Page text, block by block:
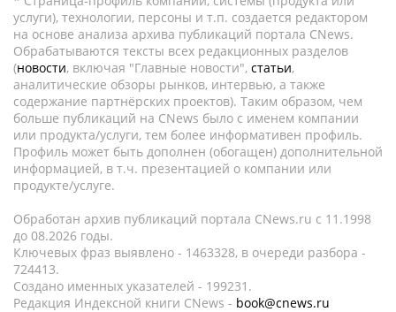
услуги), технологии, персоны и т.п. создается редактором
на основе анализа архива публикаций портала CNews.
Обрабатываются тексты всех редакционных разделов
(новости, включая "Главные новости", статьи,
аналитические обзоры рынков, интервью, а также
содержание партнёрских проектов). Таким образом, чем
больше публикаций на CNews было с именем компании
или продукта/услуги, тем более информативен профиль.
Профиль может быть дополнен (обогащен) дополнительной
информацией, в т.ч. презентацией о компании или
продукте/услуге.
Обработан архив публикаций портала CNews.ru c 11.1998
до 08.2026 годы.
Ключевых фраз выявлено - 1463328, в очереди разбора -
724413.
Создано именных указателей - 199231.
Редакция Индексной книги CNews - book@cnews.ru